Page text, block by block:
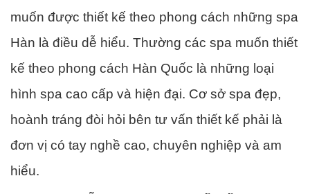
muốn được thiết kế theo phong cách những spa
Hàn là điều dễ hiểu. Thường các spa muốn thiết
kế theo phong cách Hàn Quốc là những loại
hình spa cao cấp và hiện đại. Cơ sở spa đẹp,
hoành tráng đòi hỏi bên tư vấn thiết kế phải là
đơn vị có tay nghề cao, chuyên nghiệp và am
hiểu.